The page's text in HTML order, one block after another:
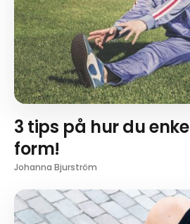
3 tips på hur du
form!
Johanna Bjurström